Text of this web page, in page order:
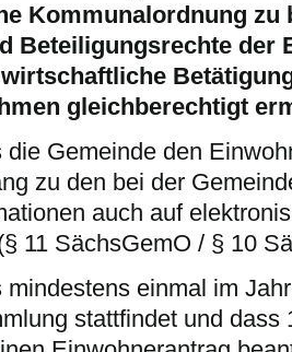
Kommunalordnung zu
Beteiligungsrechte der
gleichberechtigt
die Gemeinde den
zu den bei der
auch auf
11 SächsGemO / § 10
mindestens einmal im
stattfindet und dass